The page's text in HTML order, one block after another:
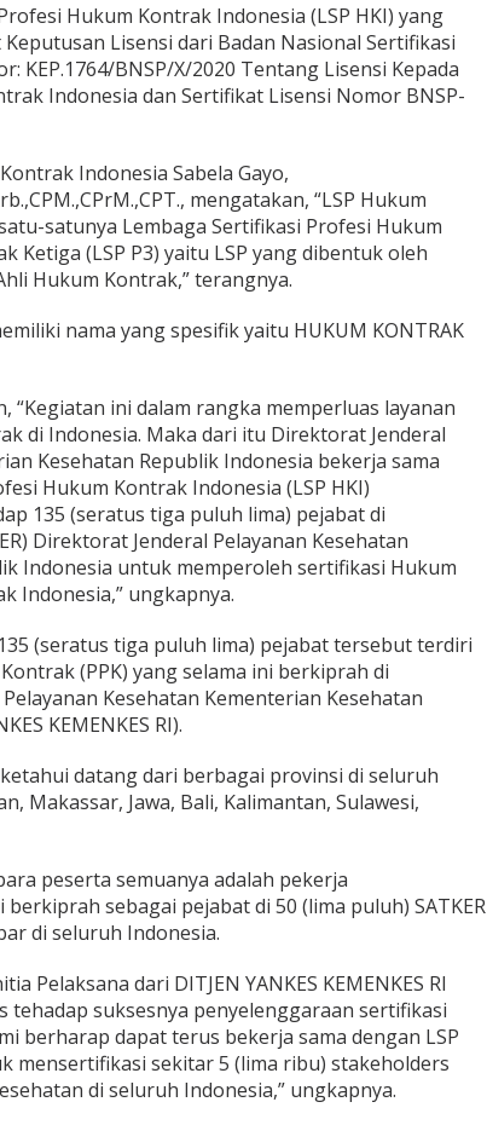
Hukum Kontrak Indonesia (LSP HKI) yang
Lisensi dari Badan Nasional Sertifikasi
KEP.1764/BNSP/X/2020 Tentang Lisensi Kepada
Indonesia dan Sertifikat Lisensi Nomor BNSP-
Indonesia Sabela Gayo,
mengatakan, “LSP Hukum
satunya Lembaga Sertifikasi Profesi Hukum
Ketiga (LSP P3) yaitu LSP yang dibentuk oleh
Hukum Kontrak,” terangnya.
nama yang spesifik yaitu HUKUM KONTRAK
“Kegiatan ini dalam rangka memperluas layanan
di Indonesia. Maka dari itu Direktorat Jenderal
Kesehatan Republik Indonesia bekerja sama
Hukum Kontrak Indonesia (LSP HKI)
135 (seratus tiga puluh lima) pejabat di
Direktorat Jenderal Pelayanan Kesehatan
Indonesia untuk memperoleh sertifikasi Hukum
Indonesia,” ungkapnya.
(seratus tiga puluh lima) pejabat tersebut terdiri
(PPK) yang selama ini berkiprah di
Kesehatan Kementerian Kesehatan
KEMENKES RI).
datang dari berbagai provinsi di seluruh
Makassar, Jawa, Bali, Kalimantan, Sulawesi,
peserta semuanya adalah pekerja
sebagai pejabat di 50 (lima puluh) SATKER
di seluruh Indonesia.
Pelaksana dari DITJEN YANKES KEMENKES RI
tehadap suksesnya penyelenggaraan sertifikasi
berharap dapat terus bekerja sama dengan LSP
mensertifikasi sekitar 5 (lima ribu) stakeholders
di seluruh Indonesia,” ungkapnya.